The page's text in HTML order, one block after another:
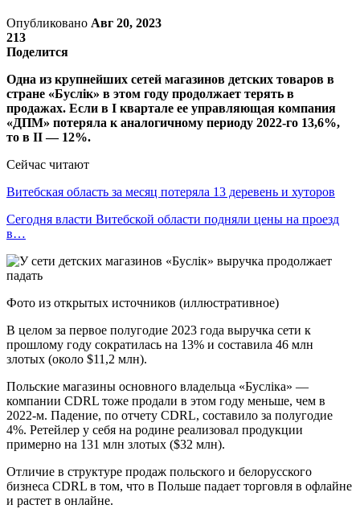
Опубликовано Авг 20, 2023
213
Поделится
Одна из крупнейших сетей магазинов детских товаров в
стране «Буслiк» в этом году продолжает терять в
продажах. Если в I квартале ее управляющая компания
«ДПМ» потеряла к аналогичному периоду 2022-го 13,6%,
то в II — 12%.
Сейчас читают
Витебская область за месяц потеряла 13 деревень и хуторов
Сегодня власти Витебской области подняли цены на проезд
в…
Фото из открытых источников (иллюстративное)
В целом за первое полугодие 2023 года выручка сети к
прошлому году сократилась на 13% и составила 46 млн
злотых (около $11,2 млн).
Польские магазины основного владельца «Буслiка» —
компании CDRL тоже продали в этом году меньше, чем в
2022-м. Падение, по отчету CDRL, составило за полугодие
4%. Ретейлер у себя на родине реализовал продукции
примерно на 131 млн злотых ($32 млн).
Отличие в структуре продаж польского и белорусского
бизнеса CDRL в том, что в Польше падает торговля в офлайне
и растет в онлайне.